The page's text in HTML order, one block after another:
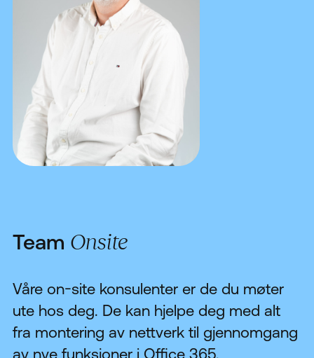
Next
Kundesenter
Fjernhjelp WIN
Fjernhjelp MAC
Se & Lær
Bærekraftig IT
Blogg
Team Onsite
Våre on-site konsulenter er de du møter
ute hos deg. De kan hjelpe deg med alt
fra montering av nettverk til gjennomgang
av nye funksjoner i Office 365.